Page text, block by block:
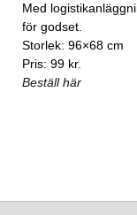
Med
för godset.
Storlek: 96×68 cm
Pris: 99 kr.
Beställ här